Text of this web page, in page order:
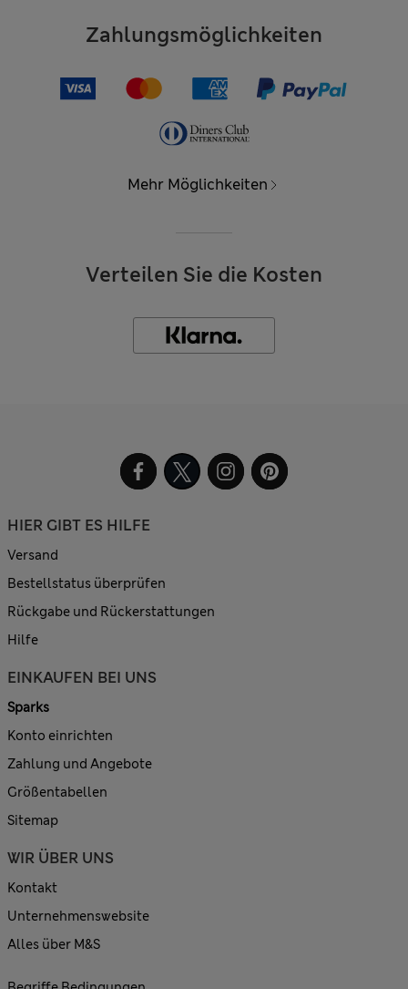
Zahlungsmöglichkeiten
Mehr Möglichkeiten
Verteilen Sie die Kosten
HIER GIBT ES HILFE
Versand
Bestellstatus überprüfen
Rückgabe und Rückerstattungen
Hilfe
EINKAUFEN BEI UNS
Sparks
Konto einrichten
Zahlung und Angebote
Größentabellen
Sitemap
WIR ÜBER UNS
Kontakt
Unternehmenswebsite
Alles über M&S